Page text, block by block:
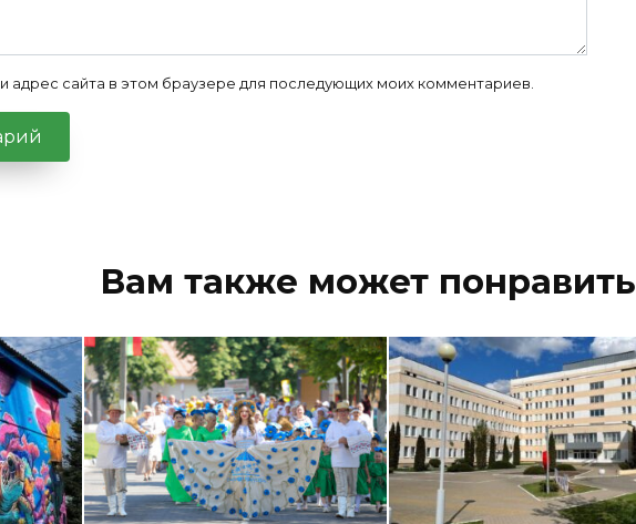
адрес сайта в этом браузере для последующих моих комментариев.
Вам также может